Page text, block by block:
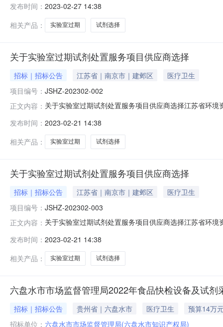
公开询价二、供应商基本资质要求1.具有独立承担民事
业执照，具备相应的营业
发布时间： 2023-02-27 14:38
相关产品：
实验室过期 试剂选择
关于实验室过期试剂处置服务项目供应商选择
招标｜招标公告 江苏省｜南京市｜建邺区
医疗卫生
项目编号： JSHZ-202302-002
正文内容： 关于实验室过期试剂处置服务项目供应商选择江苏省环
公开询价二、供应商基本资质要求1.具有独立承担民事
业执照，具备相应的营业
发布时间： 2023-02-21 14:38
相关产品：
实验室过期 试剂选择
关于实验室过期试剂处置服务项目供应商选择
招标｜招标公告 江苏省｜南京市｜建邺区
医疗卫生
项目编号： JSHZ-202302-003
正文内容： 关于实验室过期试剂处置服务项目供应商选择江苏省环
制度。3.具有履行合同所必需的资质条件。4.供应商须具
发布时间： 2023-02-21 14:38
相关产品：
实验室过期 试剂选择
六盘水市市场监督管理局2022年食品快检设备及试
招标｜招标公告 贵州省｜六盘水市 医疗卫生
预算14万
招标单位： 六盘水市市场监督管理局(六盘水市知识产权局)